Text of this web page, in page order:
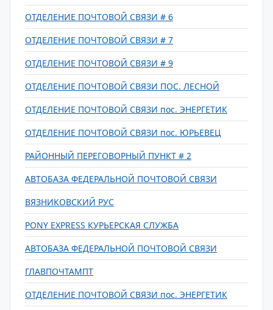
ОТДЕЛЕНИЕ ПОЧТОВОЙ СВЯЗИ # 6
ОТДЕЛЕНИЕ ПОЧТОВОЙ СВЯЗИ # 7
ОТДЕЛЕНИЕ ПОЧТОВОЙ СВЯЗИ # 9
ОТДЕЛЕНИЕ ПОЧТОВОЙ СВЯЗИ ПОС. ЛЕСНОЙ
ОТДЕЛЕНИЕ ПОЧТОВОЙ СВЯЗИ пос. ЭНЕРГЕТИК
ОТДЕЛЕНИЕ ПОЧТОВОЙ СВЯЗИ пос. ЮРЬЕВЕЦ
РАЙОННЫЙ ПЕРЕГОВОРНЫЙ ПУНКТ # 2
АВТОБАЗА ФЕДЕРАЛЬНОЙ ПОЧТОВОЙ СВЯЗИ
ВЯЗНИКОВСКИЙ РУС
PONY EXPRESS КУРЬЕРСКАЯ СЛУЖБА
АВТОБАЗА ФЕДЕРАЛЬНОЙ ПОЧТОВОЙ СВЯЗИ
ГЛАВПОЧТАМПТ
ОТДЕЛЕНИЕ ПОЧТОВОЙ СВЯЗИ пос. ЭНЕРГЕТИК